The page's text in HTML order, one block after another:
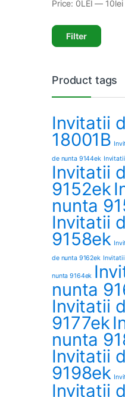
Min
Max
Filter
Price: 0LEI — 10lei
Product tags
Invitatii
18001B
de nunta 9144ek
Invitatii
9152ek
nunta
Invitatii
9158ek
de nunta 9162ek
nunta 9164ek
nunta
Invitatii
9177ek
nunta
Invitatii
9198ek
Invitatii